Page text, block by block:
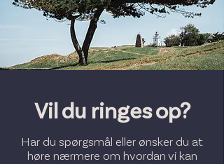
Vil du ringes op?
Har du spørgsmål eller ønsker du at
høre nærmere om hvordan vi kan